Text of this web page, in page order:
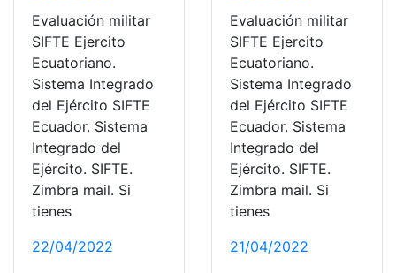
Evaluación militar
SIFTE Ejercito
Ecuatoriano.
Sistema Integrado
del Ejército SIFTE
Ecuador. Sistema
Integrado del
Ejército. SIFTE.
Zimbra mail. Si
tienes
22/04/2022
Evaluación militar
SIFTE Ejercito
Ecuatoriano.
Sistema Integrado
del Ejército SIFTE
Ecuador. Sistema
Integrado del
Ejército. SIFTE.
Zimbra mail. Si
tienes
21/04/2022